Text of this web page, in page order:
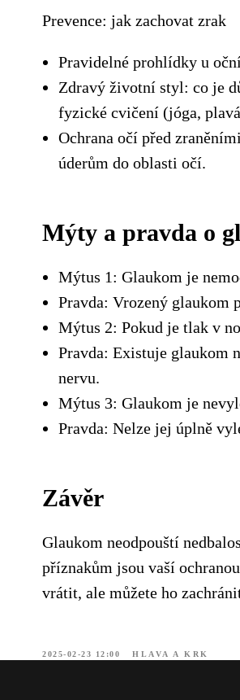
Prevence: jak zachovat zrak
Pravidelné prohlídky u
Zdravý životní styl: co je
fyzické cvičení (jóga,
Ochrana očí před
úderům do oblasti očí.
Mýty a pravda o
Mýtus 1: Glaukom je
Pravda: Vrozený glaukom
Mýtus 2: Pokud je tlak v
Pravda: Existuje glaukom
nervu.
Mýtus 3: Glaukom je
Pravda: Nelze jej úplně
Závěr
Glaukom neodpouští
příznakům jsou vaší
vrátit, ale můžete ho
2025-02-23 12:00 HLAVA A KRK